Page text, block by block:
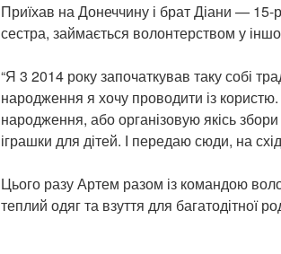
Приїхав на Донеччину і брат Діани — 15-
сестра, займається волонтерством у
“Я 3 2014 року започаткував таку собі
народження я хочу проводити із
народження, або організовую якісь
іграшки для дітей. І передаю сюди, на
Цього разу Артем разом із командою
теплий одяг та взуття для багатодітної